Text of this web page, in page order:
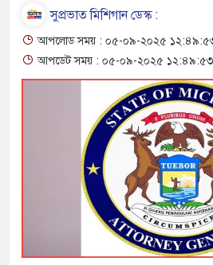
সুপ্রভাত মিশিগান ডেস্ক :
আপলোড সময় : ০৫-০৯-২০২৫ ১২:৪৯:৫৩
আপডেট সময় : ০৫-০৯-২০২৫ ১২:৪৯:৫৩